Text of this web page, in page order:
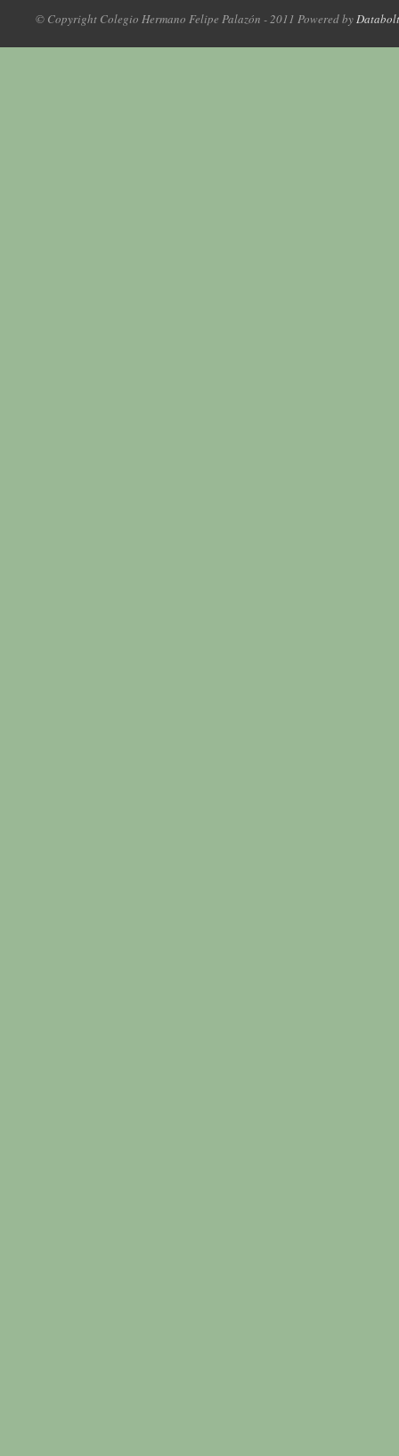
© Copyright Colegio Hermano Felipe Palazón - 2011 Powered byDatabolt